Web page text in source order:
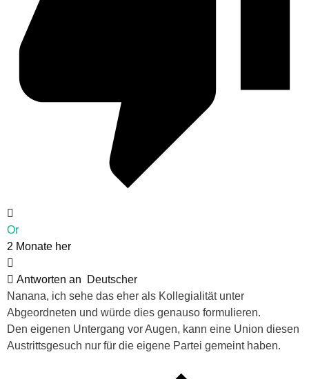
Or
2 Monate her
Antworten an
Deutscher
Nanana, ich sehe das eher als Kollegialität unter
Abgeordneten und würde dies genauso formulieren.
Den eigenen Untergang vor Augen, kann eine Union diesen
Austrittsgesuch nur für die eigene Partei gemeint haben.